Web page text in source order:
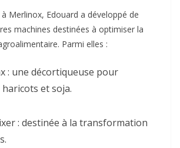
à Merlinox, Edouard a développé de
machines destinées à optimiser la
Parmi elles :
: une décortiqueuse pour
et soja.
: destinée à la transformation